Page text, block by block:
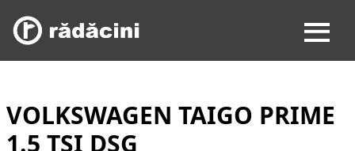
VOLKSWAGEN TAIGO PRIME
1.5 TSI DSG